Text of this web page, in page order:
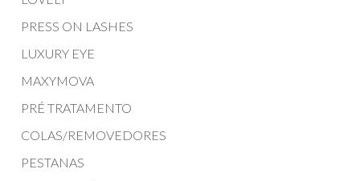
PRESS ON LASHES
LUXURY EYE
MAXYMOVA
PRÉ TRATAMENTO
COLAS/REMOVEDORES
PESTANAS